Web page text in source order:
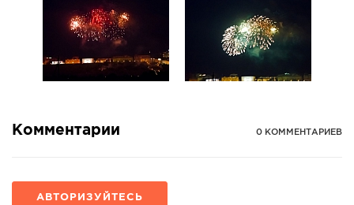
Комментарии 0 КОММЕНТАРИЕВ
АВТОРИЗУЙТЕСЬ